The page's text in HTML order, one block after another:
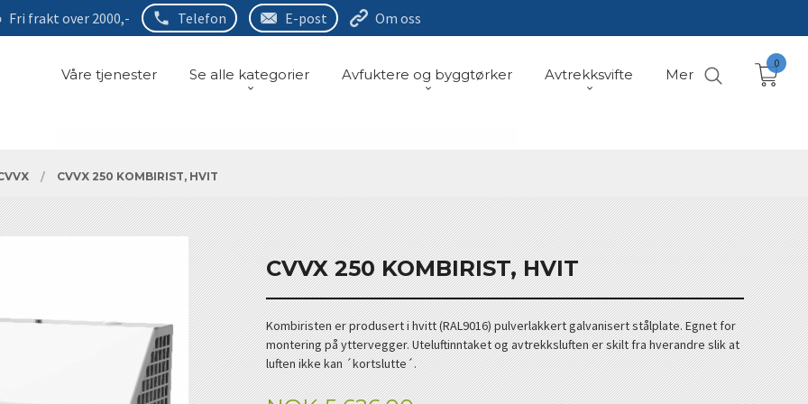
Fri frakt over 2000,- Telefon E-post Om oss
Våre tjenester Se alle kategorier Avfuktere og byggtørker Avtrekksvifte Mer
0
CVVX 250 KOMBIRIST, HVIT
CVVX 250 KOMBIRIST, HVIT
Kombiristen er produsert i hvitt (RAL9016) pulverlakkert galvanisert stålplate. Egnet for
montering på yttervegger. Uteluftinntaket og avtrekksluften er skilt fra hverandre slik at
luften ikke kan ´kortslutte´.